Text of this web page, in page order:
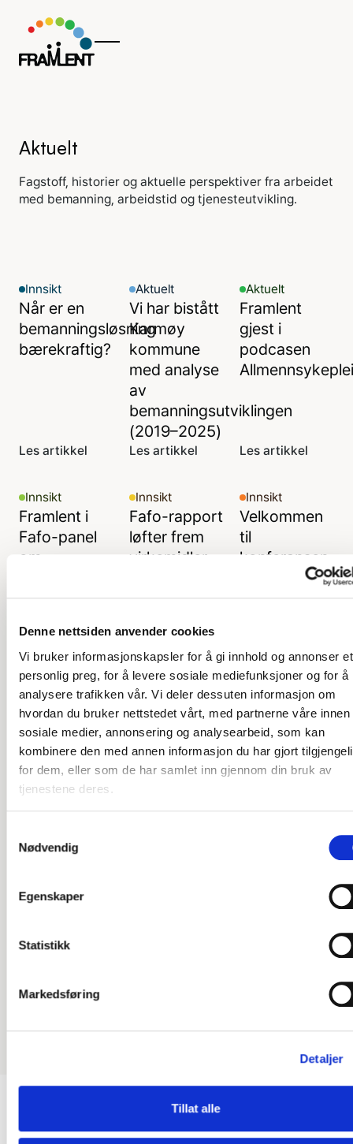
Denne nettsiden anvender cookies
Vi bruker informasjonskapsler for å gi innhold og annonser et
personlig preg, for å levere sosiale mediefunksjoner og for å
analysere trafikken vår. Vi deler dessuten informasjon om
hvordan du bruker nettstedet vårt, med partnerne våre innen
sosiale medier, annonsering og analysearbeid, som kan
kombinere den med annen informasjon du har gjort
for dem, eller som de har samlet inn gjennom din bruk av
tjenestene deres.
Nødvendig
Egenskaper
Statistikk
Markedsføring
Detaljer
Tillat alle
Aktuelt
Fagstoff, historier og aktuelle perspektiver fra arbeidet
med bemanning, arbeidstid og tjenesteutvikling.
Innsikt
Når er en
bemanningsløsning
bærekraftig?
Les artikkel
Aktuelt
Vi har bistått
Karmøy
kommune
med analyse
av
bemanningsutviklingen
(2019–2025)
Les artikkel
Aktuelt
Framlent
gjest i
podcasen
Les artikkel
Innsikt
Framlent i
Fafo-panel
om
og omstilling
Les artikkel
Innsikt
Fafo-rapport
løfter frem
virkemidler
vikarbruk
Les artikkel
Innsikt
Velkommen
til
konferansen
bærekraftige
Les artikkel
Fagstoff for deg som
jobber med bemanning og
arbeidstid
bemanningsløsninger i helse- og omsorgstjenestene.
Her finner du artikler og suksesshistorier om
praksis.
konferanser – med mål om å gjøre komplekse
Footer
FAGLIG
FRAMLENT